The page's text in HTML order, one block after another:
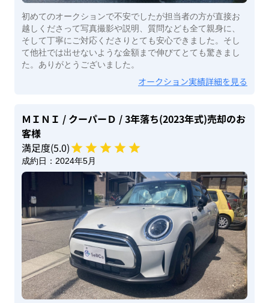
初めてのオークションで不安でしたが担当者の方が直接お
越しくださって写真撮影や説明、質問なども全て親身に、
そして丁寧にご対応くださりとても安心できました。そし
て他社では出せないような金額まで伸びてとても驚きまし
た。ありがとうございました。
オークション実績詳細を見る
ＭＩＮＩ / クーパーＤ / 3年落ち(2023年式)売却のお
客様
満足度(5.0)
成約日： 2024年5月